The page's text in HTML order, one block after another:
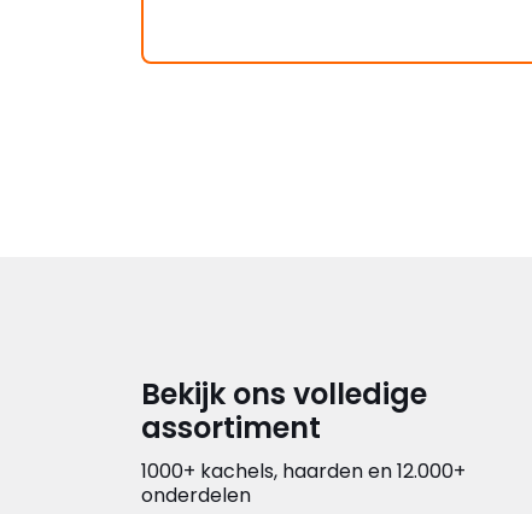
Bekijk ons volledige
assortiment
1000+ kachels, haarden en 12.000+
onderdelen